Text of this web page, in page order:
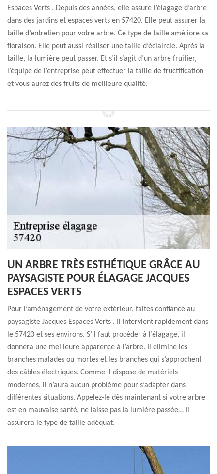
Espaces Verts . Depuis des années, elle assure l’élagage d’arbre
dans des jardins et espaces verts en 57420. Elle peut assurer la
taille d’entretien pour votre arbre. Ce type de taille améliore sa
floraison. Elle peut aussi réaliser une taille d’éclaircie. Après la
taille, la lumière peut passer. Et s’il s’agit d’un arbre fruitier,
l’équipe de l’entreprise peut effectuer la taille de fructification
et vous aurez des fruits de meilleure qualité.
UN ARBRE TRÈS ESTHÉTIQUE GRÂCE AU
PAYSAGISTE POUR ÉLAGAGE JACQUES
ESPACES VERTS
Pour l’aménagement de votre extérieur, faites confiance au
paysagiste Jacques Espaces Verts . Il intervient rapidement dans
le 57420 et ses environs. S’il faut procéder à l’élagage, il
donnera une meilleure apparence à l’arbre. Il élimine les
branches malades ou mortes et les branches qui s’approchent
des câbles électriques. Comme il dispose de matériels
modernes, il n’aura aucun problème pour s’adapter dans
différentes situations. Appelez-le dès maintenant si votre arbre
est en mauvaise santé, ne laisse pas la lumière passée… Il
assurera le type de taille adéquat.